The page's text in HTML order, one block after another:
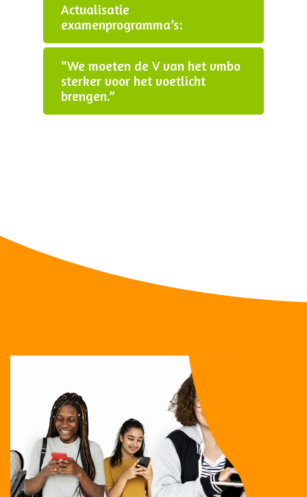
Actualisatie
examenprogramma’s:
“We moeten de V van het vmbo
sterker voor het voetlicht
brengen.”